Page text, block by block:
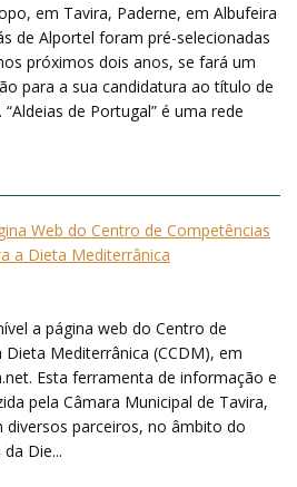
em Tavira, Paderne, em Albufeira
de Alportel foram pré-selecionadas
próximos dois anos, se fará um
para a sua candidatura ao título de
“Aldeias de Portugal” é uma rede
Web do Centro de Competências
a Dieta Mediterrânica
a página web do Centro de
Mediterrânica (CCDM), em
Esta ferramenta de informação e
pela Câmara Municipal de Tavira,
parceiros, no âmbito do
Die...